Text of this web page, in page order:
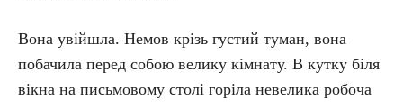
Вона увійшла. Немов крізь густий туман, вона
побачила перед собою велику кімнату. В кутку біля
вікна на письмовому столі горіла невелика робоча